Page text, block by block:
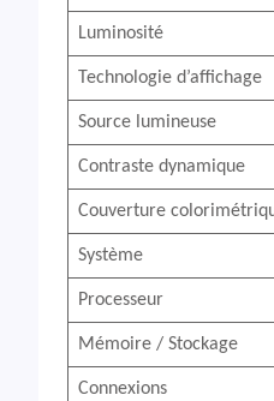
Luminosité
Technologie d’affichage
Source lumineuse
Contraste dynamique
Couverture
Système
Processeur
Mémoire / Stockage
Connexions